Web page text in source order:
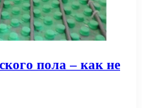
пола – как не